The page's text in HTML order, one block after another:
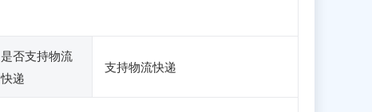
是否支持物流
快递
支持物流快递